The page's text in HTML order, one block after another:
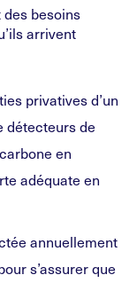
besoins
arrivent
privatives d’un
détecteurs de
en
adéquate en
annuellement
s’assurer que